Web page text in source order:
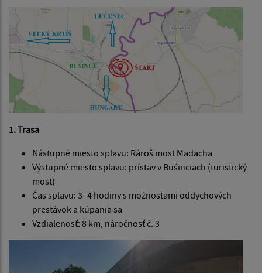
1. Trasa
Nástupné miesto splavu: Rároš most Madacha
Výstupné miesto splavu: prístav v Bušinciach (turistický
most)
Čas splavu: 3–4 hodiny s možnosťami oddychových
prestávok a kúpania sa
Vzdialenosť: 8 km, náročnosť č. 3